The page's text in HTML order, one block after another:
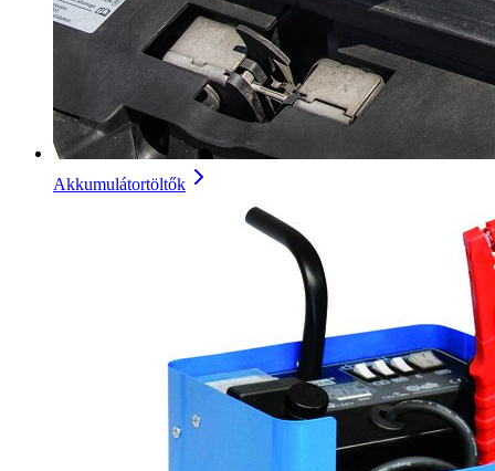
Akkumulátortöltők